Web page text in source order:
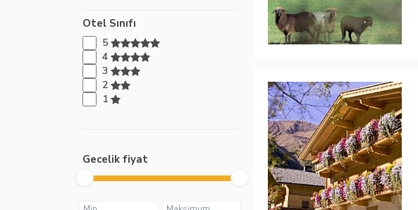
Otel Sınıfı
5
4
3
2
1
Gecelik fiyat